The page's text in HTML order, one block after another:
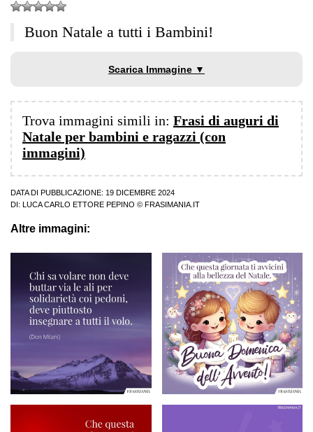
Buon Natale a tutti i Bambini!
Scarica Immagine ▼
Trova immagini simili in: Frasi di auguri di
Natale per bambini e ragazzi (con
immagini)
DATA DI PUBBLICAZIONE: 19 DICEMBRE 2024
DI:
LUCA CARLO ETTORE PEPINO © FRASIMANIA.IT
Altre immagini: